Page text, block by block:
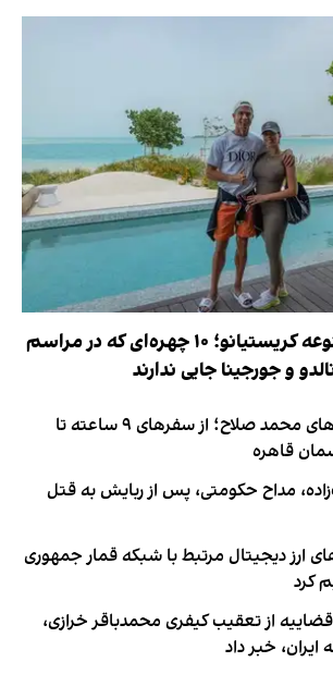
لیست ممنوعه کریستیانو؛ ۱۰ چهره‌ای که در مراسم
و جورجینا جایی ندارند
روایت فداکاری‌های محمد صلاح؛ از سفرهای ۹ ساعته تا
قاهره
مداح حکومتی، پس از ربایش به قتل
ارز دیجیتال مرتبط با شبکه قمار جمهوری
کرد
از تعقیب کیفری محمدباقر خرازی،
ایران، خبر داد